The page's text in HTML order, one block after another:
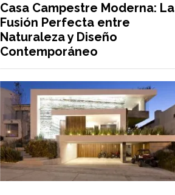
Casa Campestre Moderna: La
Fusión Perfecta entre
Naturaleza y Diseño
Contemporáneo